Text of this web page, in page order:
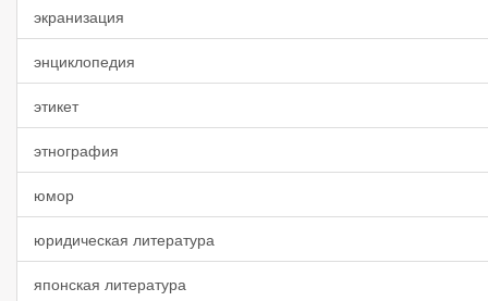
экранизация
энциклопедия
этикет
этнография
юмор
юридическая литература
японская литература